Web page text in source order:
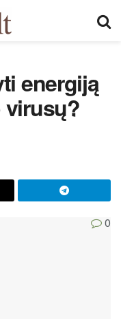
energiją
0